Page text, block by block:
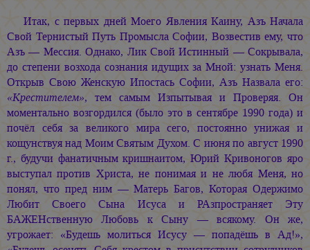
Итак, с первых дней Моего Явления Каину, Азъ Начала
Свой Тернистый Путь Промысла Софии, Возвестив ему, что
Азъ — Мессия. Однако, Лик Свой Истинный — Сокрывала,
до степени возхода сознания идущих за Мной: узнать Меня.
Открыв Свою Женскую Ипостась Софии, Азъ Назвала его:
«Крестителем», тем самым Изпытывая и Проверяя. Он
моментально возгордился (было это в сентябре 1990 года) и
почёл себя за великого мира сего, постоянно унижая и
кощунствуя над Моим Святым Духом. С июня по август 1990
г., будучи фанатичным кришнаитом, Юрий Кривоногов яро
выступал против Христа, не понимая и не любя Меня, но
понял, что пред ним — Матерь Багов, Которая Одержимо
Любит Своего Сына Исуса и РАзпространяет Эту
БАЖЕНственную Любовь к Сыну — всякому. Он же,
угрожает: «Будешь молиться Исусу — попадёшь в Ад!»,